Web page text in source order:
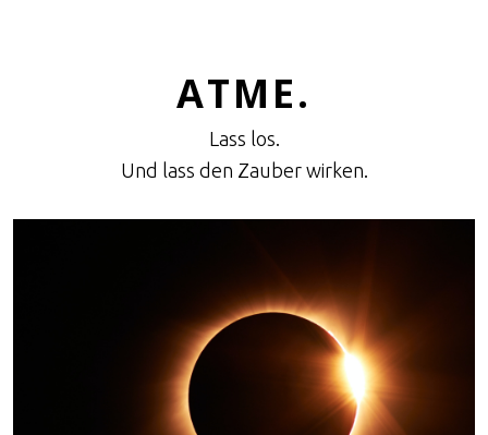
ATME.
Lass los.
Und lass den Zauber wirken.